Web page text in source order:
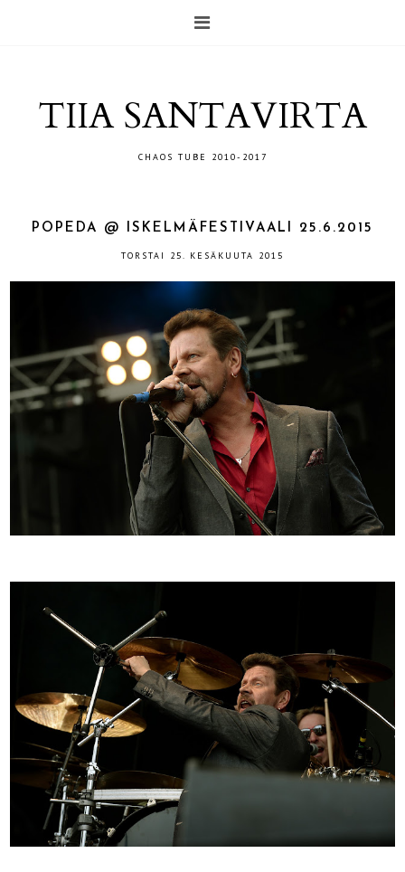
TIIA SANTAVIRTA
CHAOS TUBE 2010-2017
POPEDA @ ISKELMÄFESTIVAALI 25.6.2015
TORSTAI 25. KESÄKUUTA 2015